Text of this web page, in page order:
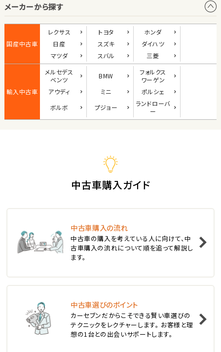
1位
ダイハツ
コペン
2
ロードスター
ホンダ
S660
1位
2位
スバル
レガシィツーリングワゴン
メーカーから探す
国産中古車
レクサス トヨタ
ホンダ
日産
スズキ
ダイハツ
マツダ
スバル 三菱
輸入中古車
メルセデス
ベンツ
BMW
フォルクス
ワーゲン
アウディ
ミニ
ポルシェ
ボルボ
プジョー ランドローバ
ー
中古車購入ガイド
中古車購入の流れ
中古車の購入を考えている人に向けて、中
古車購入の流れについて順を追って解説し
ます。
中古車選びのポイント
カーセブンだからこそできる賢い車選びの
テクニックをレクチャーします。 お客様と理
想の1台との出会いサポートします。